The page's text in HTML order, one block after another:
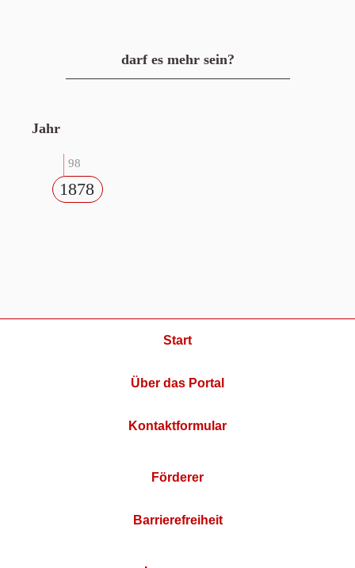
darf es mehr sein?
Jahr
98
1878
Start
Über das Portal
Kontaktformular
Förderer
Barrierefreiheit